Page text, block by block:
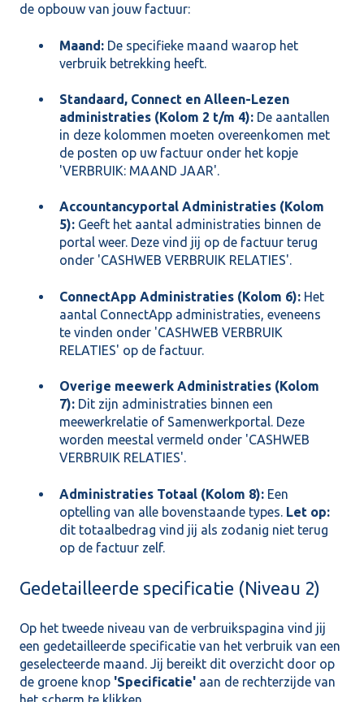
de opbouw van jouw factuur:
Maand: De specifieke maand waarop het
verbruik betrekking heeft.
Standaard, Connect en Alleen-Lezen
administraties (Kolom 2 t/m 4): De aantallen
in deze kolommen moeten overeenkomen met
de posten op uw factuur onder het kopje
'VERBRUIK: MAAND JAAR'.
Accountancyportal Administraties (Kolom
5): Geeft het aantal administraties binnen de
portal weer. Deze vind jij op de factuur terug
onder 'CASHWEB VERBRUIK RELATIES'.
ConnectApp Administraties (Kolom 6): Het
aantal ConnectApp administraties, eveneens
te vinden onder 'CASHWEB VERBRUIK
RELATIES' op de factuur.
Overige meewerk Administraties (Kolom
7): Dit zijn administraties binnen een
meewerkrelatie of Samenwerkportal. Deze
worden meestal vermeld onder 'CASHWEB
VERBRUIK RELATIES'.
Administraties Totaal (Kolom 8): Een
optelling van alle bovenstaande types. Let op:
dit totaalbedrag vind jij als zodanig niet terug
op de factuur zelf.
Gedetailleerde specificatie (Niveau 2)
Op het tweede niveau van de verbruikspagina vind jij
een gedetailleerde specificatie van het verbruik van een
geselecteerde maand. Jij bereikt dit overzicht door op
de groene knop 'Specificatie' aan de rechterzijde van